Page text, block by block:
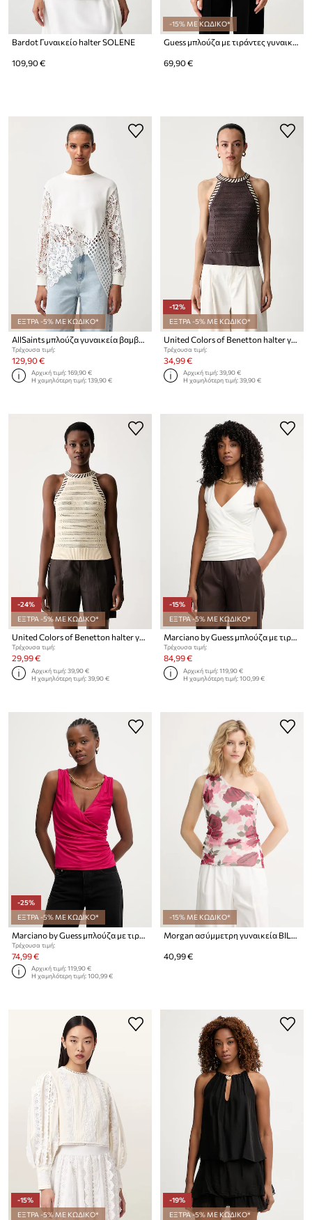
Bardot Γυναικείο halter SOLENE
109,90 €
-15% ΜΕ ΚΩΔΙΚΟ*
69,90 €
ΕΞΤΡΑ -5% ΜΕ ΚΩΔΙΚΟ*
AllSaints μπλούζα γυναικεία βαμβακερή με ελαστάν MALORIE LS TOP
Τρέχουσα τιμή:
129,90 €
Αρχική τιμή:169,90 €
Η χαμηλότερη τιμή:139,90 €
-12%
ΕΞΤΡΑ -5% ΜΕ ΚΩΔΙΚΟ*
United Colors of Benetton halter γυναικεία openwork
Τρέχουσα τιμή:
34,99 €
Αρχική τιμή:39,90 €
Η χαμηλότερη τιμή:39,90 €
-24%
ΕΞΤΡΑ -5% ΜΕ ΚΩΔΙΚΟ*
United Colors of Benetton halter γυναικεία openwork
Τρέχουσα τιμή:
29,99 €
Αρχική τιμή:39,90 €
Η χαμηλότερη τιμή:39,90 €
-15%
ΕΞΤΡΑ -5% ΜΕ ΚΩΔΙΚΟ*
Marciano by Guess μπλούζα με τιράντες γυναικεία από βισκόζη INES
Τρέχουσα τιμή:
84,99 €
Αρχική τιμή:119,90 €
Η χαμηλότερη τιμή:100,99 €
-25%
ΕΞΤΡΑ -5% ΜΕ ΚΩΔΙΚΟ*
Τρέχουσα τιμή:
74,99 €
Αρχική τιμή:119,90 €
Η χαμηλότερη τιμή:100,99 €
-15% ΜΕ ΚΩΔΙΚΟ*
40,99 €
-15%
ΕΞΤΡΑ -5% ΜΕ ΚΩΔΙΚΟ*
-19%
ΕΞΤΡΑ -5% ΜΕ ΚΩΔΙΚΟ*